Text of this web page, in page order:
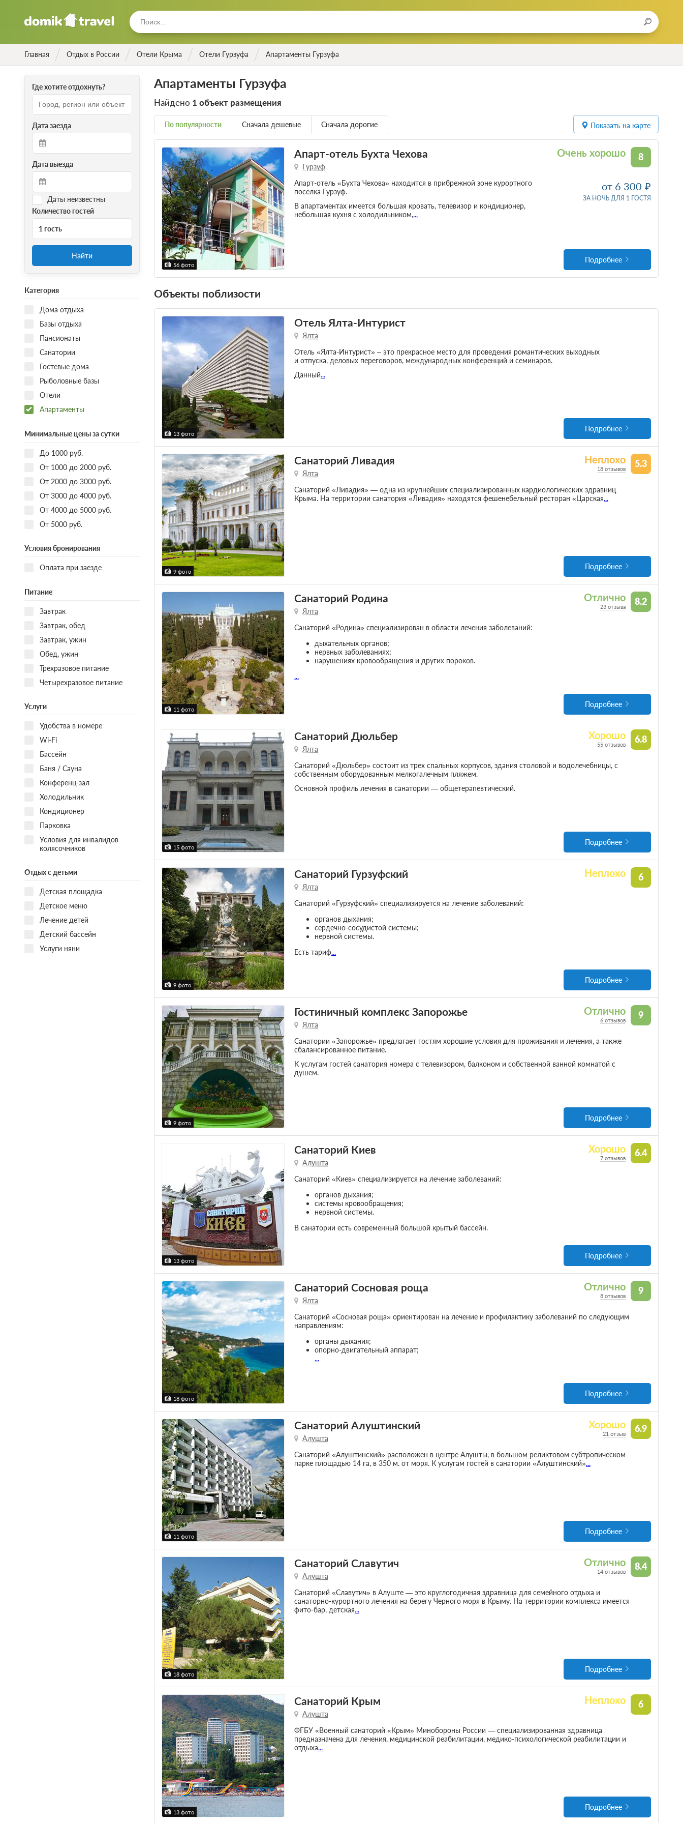
Главная Отдых в России Отели Крыма Отели Гурзуфа Апартаменты Гурзуфа
Где хотите отдохнуть?
Дата заезда
Дата выезда
Даты неизвестны
Количество гостей
1 гость
Найти
Категория
Дома отдыха
Базы отдыха
Пансионаты
Санатории
Гостевые дома
Рыболовные базы
Отели
Апартаменты
Минимальные цены за сутки
До 1000 руб.
От 1000 до 2000 руб.
От 2000 до 3000 руб.
От 3000 до 4000 руб.
От 4000 до 5000 руб.
От 5000 руб.
Условия бронирования
Оплата при заезде
Питание
Завтрак
Завтрак, обед
Завтрак, ужин
Обед, ужин
Трехразовое питание
Четырехразовое питание
Услуги
Удобства в номере
Wi-Fi
Бассейн
Баня / Сауна
Конференц-зал
Холодильник
Кондиционер
Парковка
Условия для инвалидов
колясочников
Отдых с детьми
Детская площадка
Детское меню
Лечение детей
Детский бассейн
Услуги няни
Апартаменты Гурзуфа
Найдено 1 объект размещения
По популярности Сначала дешевые Сначала дорогие Показать на карте
56 фото
8
Очень хорошо
Апарт-отель Бухта Чехова
Гурзуф
Апарт-отель «Бухта Чехова» находится в прибрежной зоне курортного
поселка Гурзуф.
В апартаментах имеется большая кровать, телевизор и кондиционер,
небольшая кухня с холодильником,...
от 6 300
ЗА НОЧЬ ДЛЯ 1 ГОСТЯ
Подробнее
Объекты поблизости
13 фото
Отель Ялта-Интурист
Ялта
Отель «Ялта-Интурист» – это прекрасное место для проведения романтических выходных
и отпуска, деловых переговоров, международных конференций и семинаров.
Данный...
Подробнее
9 фото
5.3
Неплохо
18 отзывов
Санаторий Ливадия
Ялта
Санаторий «Ливадия» — одна из крупнейших специализированных кардиологических здравниц
Крыма. На территории санатория «Ливадия» находятся фешенебельный ресторан «Царская...
Подробнее
11 фото
8.2
Отлично
23 отзыва
Санаторий Родина
Ялта
Санаторий «Родина» специализирован в области лечения заболеваний:
дыхательных органов;
нервных заболеваниях;
нарушениях кровообращения и других пороков.
...
Подробнее
15 фото
6.8
Хорошо
55 отзывов
Санаторий Дюльбер
Ялта
Санаторий «Дюльбер» состоит из трех спальных корпусов, здания столовой и водолечебницы, с
собственным оборудованным мелкогалечным пляжем.
Основной профиль лечения в санатории — общетерапевтический.
Подробнее
9 фото
6
Неплохо
Санаторий Гурзуфский
Ялта
Санаторий «Гурзуфский» специализируется на лечение заболеваний:
органов дыхания;
сердечно-сосудистой системы;
нервной системы.
Есть тариф...
Подробнее
9 фото
9
Отлично
6 отзывов
Гостиничный комплекс Запорожье
Ялта
Санатории «Запорожье» предлагает гостям хорошие условия для проживания и лечения, а также
сбалансированное питание.
К услугам гостей санатория номера с телевизором, балконом и собственной ванной комнатой с
душем.
Подробнее
13 фото
6.4
Хорошо
7 отзывов
Санаторий Киев
Алушта
Санаторий «Киев» специализируется на лечение заболеваний:
органов дыхания;
системы кровообращения;
нервной системы.
В санатории есть современный большой крытый бассейн.
Подробнее
18 фото
9
Отлично
8 отзывов
Санаторий Сосновая роща
Ялта
Санаторий «Сосновая роща» ориентирован на лечение и профилактику заболеваний по следующим
направлениям:
органы дыхания;
опорно-двигательный аппарат;
...
Подробнее
11 фото
6.9
Хорошо
21 отзыв
Санаторий Алуштинский
Алушта
Санаторий «Алуштинский» расположен в центре Алушты, в большом реликтовом субтропическом
парке площадью 14 га, в 350 м. от моря. К услугам гостей в санатории «Алуштинский»...
Подробнее
18 фото
8.4
Отлично
14 отзывов
Санаторий Славутич
Алушта
Санаторий «Славутич» в Алуште — это круглогодичная здравница для семейного отдыха и
санаторно-курортного лечения на берегу Черного моря в Крыму. На территории комплекса имеется
фито-бар, детская...
Подробнее
13 фото
6
Неплохо
Санаторий Крым
Алушта
ФГБУ «Военный санаторий «Крым» Минобороны России — специализированная здравница
предназначена для лечения, медицинской реабилитации, медико-психологической реабилитации и
отдыха...
Подробнее